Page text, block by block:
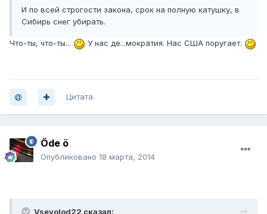
И по всей строгости закона, срок на полную катушку, в
Сибирь снег убирать.
Что-ты, что-ты... У нас де...мократия. Нас США поругает.
Цитата
Öde ö
Опубликовано 18 марта, 2014
Vsevolod22 сказал: